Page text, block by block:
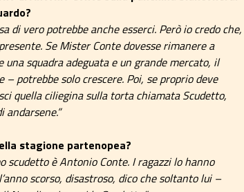
di vero potrebbe anche esserci. Però io credo che,
Se Mister Conte dovesse rimanere a
una squadra adeguata e un grande mercato, il
potrebbe solo crescere. Poi, se proprio deve
quella ciliegina sulla torta chiamata Scudetto,
andarsene.”
stagione partenopea?
scudetto è Antonio Conte. I ragazzi lo hanno
scorso, disastroso, dico che soltanto lui –